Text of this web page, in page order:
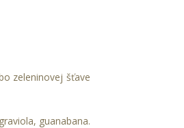
zeleninovej šťave
guanabana.